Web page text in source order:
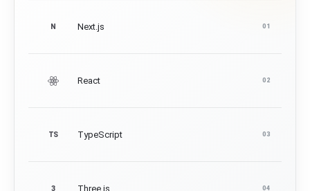
N Next.js 01
React 02
TS TypeScript 03
3 Three.js 04